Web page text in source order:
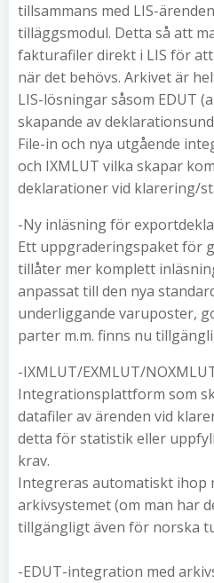
tillsammans med LIS-
tilläggsmodul. Detta så att
fakturafiler direkt i LIS för
när det behövs. Arkivet är
LIS-lösningar såsom EDUT
skapande av
File-in och nya utgående
och IXMLUT vilka skapar
deklarationer vid klarering/
-Ny inläsning för
Ett uppgraderingspaket för
tillåter mer komplett
anpassat till den nya
underliggande varuposter,
parter m.m. finns nu
-IXMLUT/EXMLUT/
Integrationsplattform som
datafiler av ärenden vid
detta för statistik eller
krav.
Integreras automatiskt ihop
arkivsystemet (om man har
tillgängligt även för norska
-EDUT-integration med